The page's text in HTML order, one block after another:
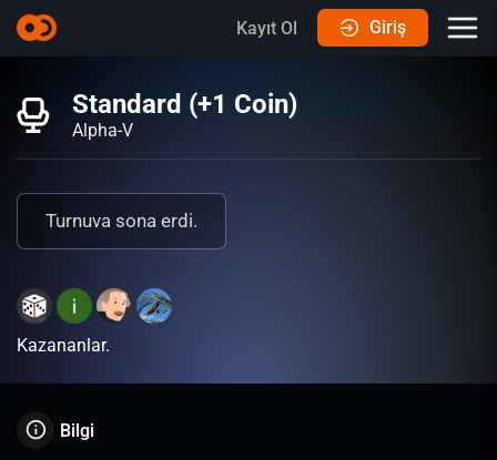
Kayıt Ol Giriş
Standard (+1 Coin)
Alpha-V
Turnuva sona erdi.
Kazananlar.
Bilgi